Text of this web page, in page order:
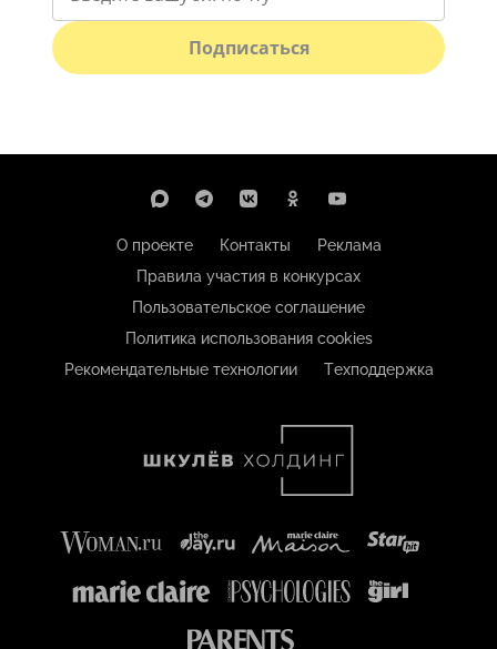
Подписаться
О проекте Контакты
Реклама
Правила участия в конкурсах
Пользовательское соглашение
Политика использования cookies
Рекомендательные технологии
Техподдержка